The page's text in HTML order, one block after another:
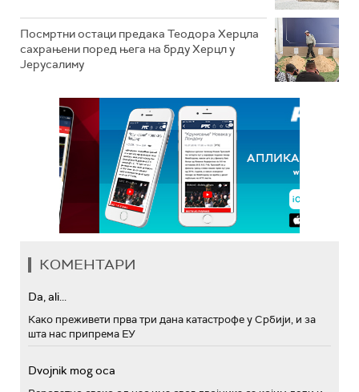
Посмртни остаци предака Теодора Херцла
сахрањени поред њега на брду Херцл у
Јерусалиму
КОМЕНТАРИ
Da, ali...
Како преживети прва три дана катастрофе у Србији, и за
шта нас припрема ЕУ
Dvojnik mog oca